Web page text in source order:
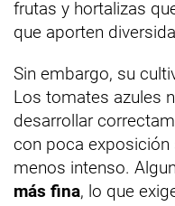
frutas y hortalizas
que aporten
Sin embargo, su
Los tomates azules
desarrollar
con poca exposición
menos intenso.
más fina, lo que